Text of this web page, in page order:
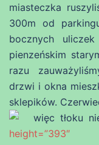
miasteczka
300m od
bocznych
pienzeńskim
razu
drzwi i okna
sklepików.
więc tłoku
height=”393″